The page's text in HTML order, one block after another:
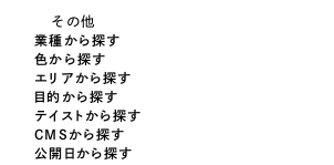
ピンク・桃色
カラフル・多色
その他
その他
業種から探す
色から探す
エリアから探す
目的から探す
テイストから探す
CMSから探す
公開日から探す